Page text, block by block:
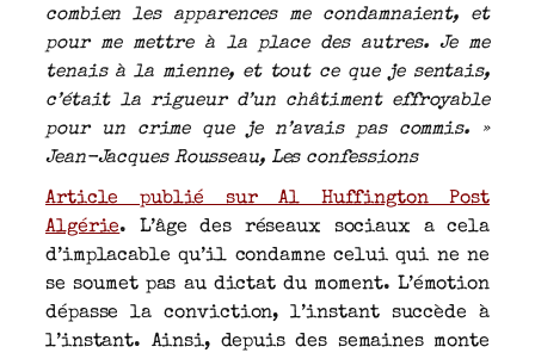
combien les apparences me condamnaient, et
pour me mettre à la place des autres. Je me
tenais à la mienne, et tout ce que je sentais,
c’était la rigueur d’un châtiment effroyable
pour un crime que je n’avais pas commis. »
Jean-Jacques Rousseau, Les confessions
Article publié sur Al Huffington Post
Algérie. L’âge des réseaux sociaux a cela
d’implacable qu’il condamne celui qui ne ne
se soumet pas au dictat du moment. L’émotion
dépasse la conviction, l’instant succède à
l’instant. Ainsi, depuis des semaines monte